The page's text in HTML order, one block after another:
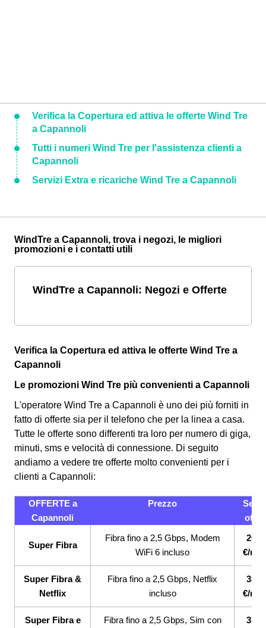
Verifica la Copertura ed attiva le offerte Wind Tre
a Capannoli
Tutti i numeri Wind Tre per l'assistenza clienti a
Capannoli
Servizi Extra e ricariche Wind Tre a Capannoli
WindTre a Capannoli, trova i negozi, le migliori
promozioni e i contatti utili
WindTre a Capannoli: Negozi e Offerte
Verifica la Copertura ed attiva le offerte Wind Tre a
Capannoli
Le promozioni Wind Tre più convenienti a Capannoli
L'operatore Wind Tre a Capannoli è uno dei più forniti in
fatto di offerte sia per il telefono che per la linea a casa.
Tutte le offerte sono differenti tra loro per numero di giga,
minuti, sms e velocità di connessione. Di seguito
andiamo a vedere tre offerte molto convenienti per i
clienti a Capannoli:
OFFERTE a
Capannoli
Prezzo
Super Fibra
Fibra fino a 2,5 Gbps, Modem
WiFi 6 incluso
€/
Super Fibra &
Netflix
Fibra fino a 2,5 Gbps, Netflix
incluso
€/
Super Fibra e
Fibra fino a 2,5 Gbps, Sim con